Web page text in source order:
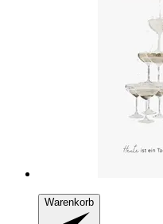
Warenkorb